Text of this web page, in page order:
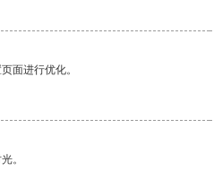
面进行优化。
。